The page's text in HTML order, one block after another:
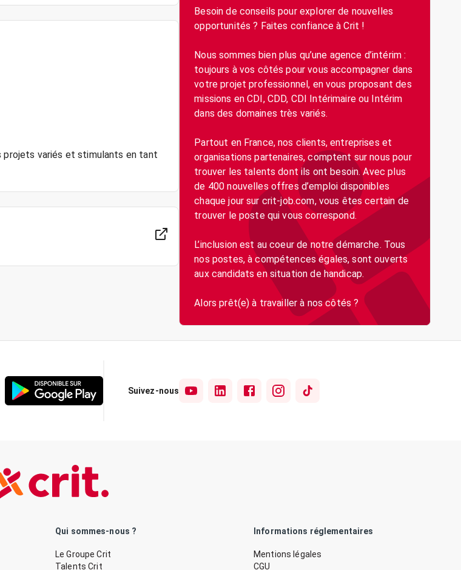
projets variés et stimulants en tant
Besoin de conseils pour explorer de nouvelles
opportunités ? Faites confiance à Crit !
Nous sommes bien plus qu’une agence d’intérim :
toujours à vos côtés pour vous accompagner dans
votre projet professionnel, en vous proposant des
missions en CDI, CDD, CDI Intérimaire ou Intérim
dans des domaines très variés.
Partout en France, nos clients, entreprises et
organisations partenaires, comptent sur nous pour
trouver les talents dont ils ont besoin. Avec plus
de 400 nouvelles offres d’emploi disponibles
chaque jour sur crit-job.com, vous êtes certain de
trouver le poste qui vous correspond.
L’inclusion est au coeur de notre démarche. Tous
nos postes, à compétences égales, sont ouverts
aux candidats en situation de handicap.
Suivez-nous
Qui sommes-nous ?
Le Groupe Crit
Talents Crit
Informations réglementaires
Mentions légales
CGU